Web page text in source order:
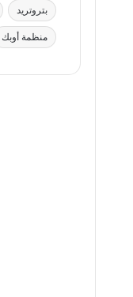
بتروتريد
منظمة أوبك